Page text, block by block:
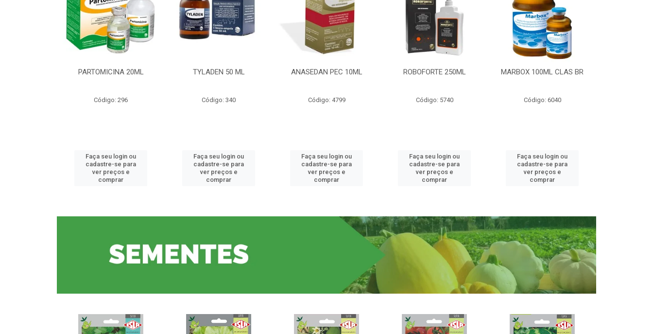
PARTOMICINA 20ML
Código: 296
Faça seu login ou
cadastre-se para
ver preços e
comprar
TYLADEN 50 ML
Código: 340
Faça seu login ou
cadastre-se para
ver preços e
comprar
ANASEDAN PEC 10ML
Código: 4799
Faça seu login ou
cadastre-se para
ver preços e
comprar
ROBOFORTE 250ML
Código: 5740
Faça seu login ou
cadastre-se para
ver preços e
comprar
MARBOX 100ML CLAS BR
Código: 6040
Faça seu login ou
cadastre-se para
ver preços e
comprar